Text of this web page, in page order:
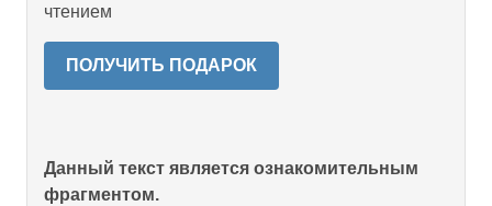
чтением
ПОЛУЧИТЬ ПОДАРОК
Данный текст является ознакомительным
фрагментом.